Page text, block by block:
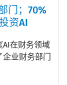
门；70%
资AI
AI在财务领域
业财务部门